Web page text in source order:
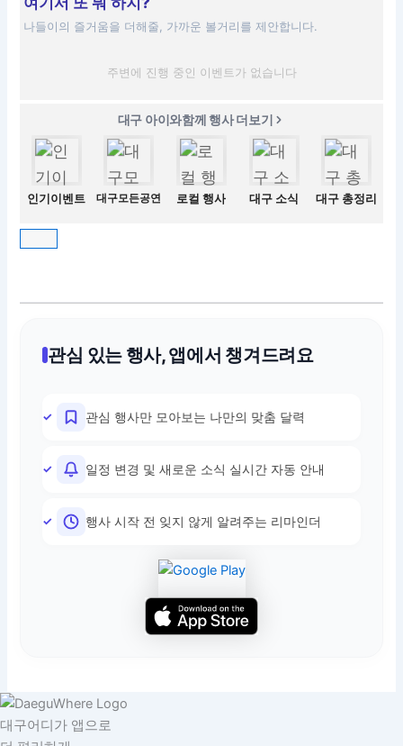
나들이의 즐거움을 더해줄, 가까운 볼거리를 제안합니다.
주변에 진행 중인 이벤트가 없습니다
대구 아이와함께 행사 더보기
인기이벤트 대구모든공연 로컬 행사 대구 소식 대구 총정리
관심 있는 행사, 앱에서 챙겨드려요
관심 행사만 모아보는 나만의 맞춤 달력
일정 변경 및 새로운 소식 실시간 자동 안내
행사 시작 전 잊지 않게 알려주는 리마인더
대구어디가 앱으로